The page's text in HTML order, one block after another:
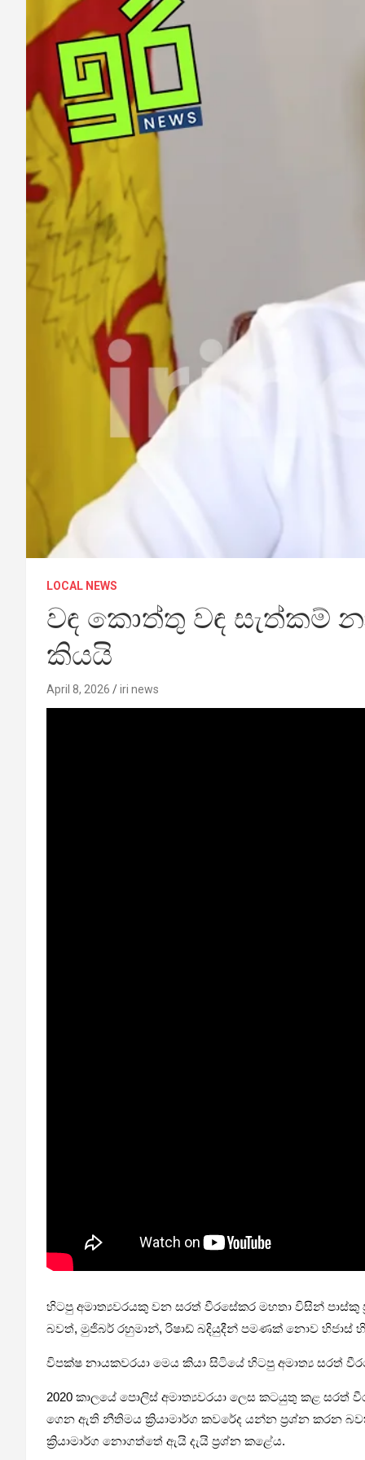
LOCAL NEWS
වඳ කොත්තු වඳ සැත්කම්
කියයි
April 8, 2026 iri news
හිටපු අමාත්‍යවරයකු වන සරත් වීරසේකර මහතා විසින්
බවත්, මුජිබර් රහුමාන්, රිෂාඩ් බදියුදීන් පමණක් නොව හිජාස්
විපක්ෂ නායකවරයා මෙය කියා සිටියේ හිටපු අමාත්‍ය සරත්
2020 කාලයේ පොලිස් අමාත්‍යවරයා ලෙස කටයුතු කළ සරත්
ගෙන ඇති නීතිමය ක්‍රියාමාර්ග කවරේද යන්න ප්‍රශ්න කරන
ක්‍රියාමාර්ග නොගත්තේ ඇයි දැයි ප්‍රශ්න කළේය.